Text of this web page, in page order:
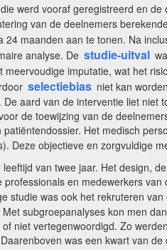
werd vooraf geregistreerd en
van de deelnemers
maanden aan te tonen. Na
analyse. De studie-uitval
imputatie, wat het
selectiebias niet kan
aard van de interventie liet
de toewijzing van de
Het medisch
Deze objectieve en zorgvuldige
van twee jaar. Het design,
en medewerkers
studie was ook het rekruteren
subgroepanalyses kon men
niet vertegenwoordigd. Zo
was een kwart van